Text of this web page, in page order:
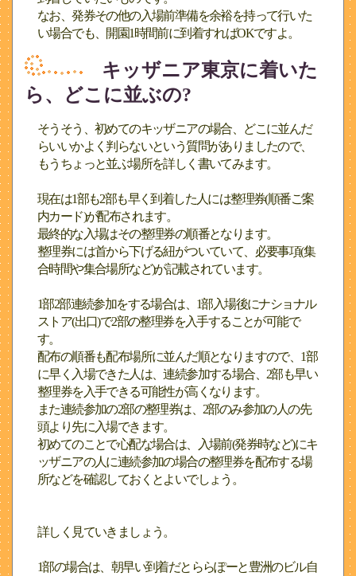
なお、発券その他の入場前準備を余裕を持って行いた
い場合でも、開園1時間前に到着すればOKですよ。
キッザニア東京に着いた
ら、どこに並ぶの?
そうそう、初めてのキッザニアの場合、どこに並んだ
らいいかよく判らないという質問がありましたので、
もうちょっと並ぶ場所を詳しく書いてみます。
現在は1部も2部も早く到着した人には整理券(順番ご案
内カード)が配布されます。
最終的な入場はその整理券の順番となります。
整理券には首から下げる紐がついていて、必要事項(集
合時間や集合場所など)が記載されています。
1部2部連続参加をする場合は、1部入場後にナショナル
ストア(出口)で2部の整理券を入手することが可能で
す。
配布の順番も配布場所に並んだ順となりますので、1部
に早く入場できた人は、連続参加する場合、2部も早い
整理券を入手できる可能性が高くなります。
また連続参加の2部の整理券は、2部のみ参加の人の先
頭より先に入場できます。
初めてのことで心配な場合は、入場前(発券時など)にキ
ッザニアの人に連続参加の場合の整理券を配布する場
所などを確認しておくとよいでしょう。
詳しく見ていきましょう。
1部の場合は、朝早い到着だとららぽーと豊洲のビル自